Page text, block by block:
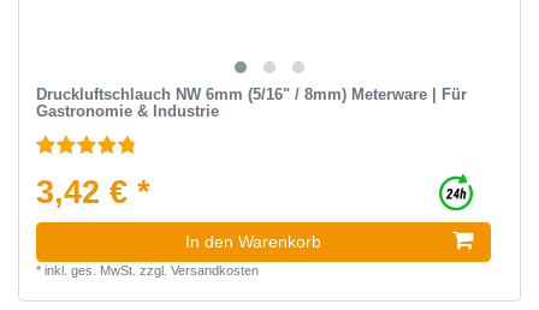
Druckluftschlauch NW 6mm (5/16" / 8mm) Meterware | Für
Gastronomie & Industrie
3,42 € *
In den Warenkorb
* inkl. ges. MwSt. zzgl. Versandkosten